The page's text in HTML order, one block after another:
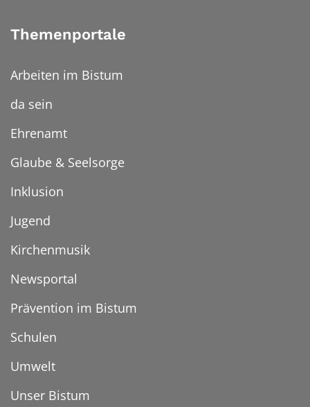
Themenportale
Arbeiten im Bistum
da sein
Ehrenamt
Glaube & Seelsorge
Inklusion
Jugend
Kirchenmusik
Newsportal
Prävention im Bistum
Schulen
Umwelt
Unser Bistum